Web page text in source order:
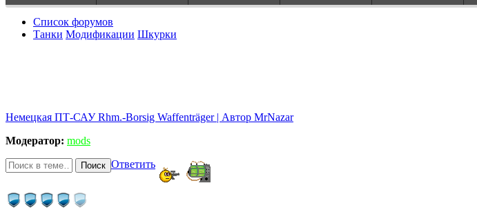
Список форумов
Танки Модификации Шкурки
Немецкая ПТ-САУ Rhm.-Borsig Waffenträger | Автор MrNazar
Модератор: mods
Поиск Ответить